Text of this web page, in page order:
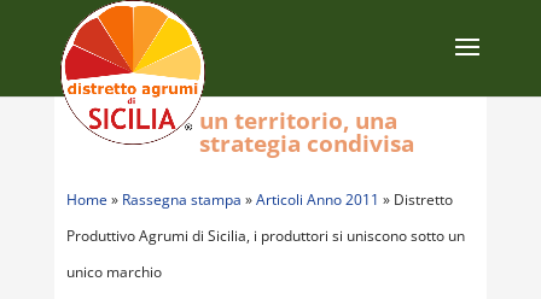
Home » Rassegna stampa »Articoli Anno 2011 » Distretto
Produttivo Agrumi di Sicilia, i produttori si uniscono sotto un
unico marchio
un territorio, una
strategia condivisa